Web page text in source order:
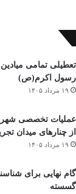
تعطیلی تمامی
رسول اکرم(ص)
۱۹ مرداد ۱۴۰۵
عملیات تخصصی
از چنارهای میدان
۱۹ مرداد ۱۴۰۵
گام نهایی برای
گسسته